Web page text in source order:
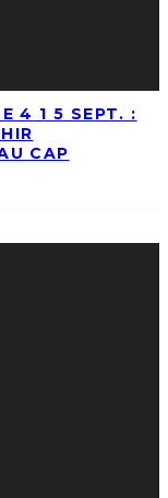
4 1 5 SEPT. :
CAP